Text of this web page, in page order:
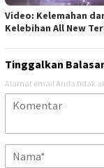
Video: Kelemahan
Kelebihan All New
Tinggalkan
Alamat email Anda tidak